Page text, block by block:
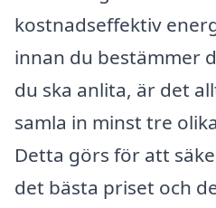
kostnadseffektiv
innan du bestämmer
du ska anlita, är det
samla in minst tre
Detta görs för att
det bästa priset och